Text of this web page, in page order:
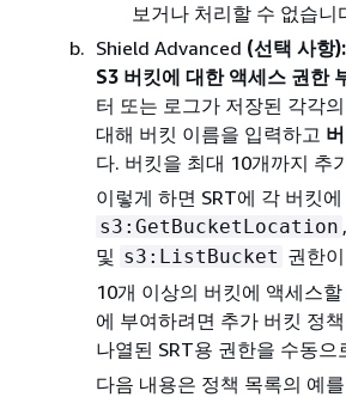
보거나 처리할 수 없습니
Shield Advanced (선택 사항
S3 버킷에 대한 액세스 권한
터 또는 로그가 저장된 각각
대해 버킷 이름을 입력하고
다. 버킷을 최대 10개까지 추
이렇게 하면 SRT에 각 버킷
s3:GetBucketLocation ,
및 s3:ListBucket 권한
10개 이상의 버킷에 액세스
에 부여하려면 추가 버킷 정
나열된 SRT용 권한을 수동으
다음 내용은 정책 목록의 예